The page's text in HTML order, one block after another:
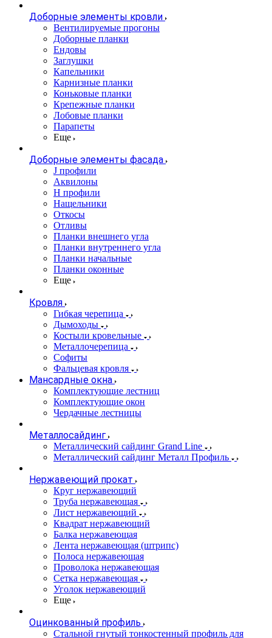
Доборные элементы кровли
Вентилируемые прогоны
Доборные планки
Ендовы
Заглушки
Капельники
Карнизные планки
Коньковые планки
Крепежные планки
Лобовые планки
Парапеты
Еще
Доборные элементы фасада
J профили
Аквилоны
Н профили
Нащельники
Откосы
Отливы
Планки внешнего угла
Планки внутреннего угла
Планки начальные
Планки оконные
Еще
Кровля
Гибкая черепица
Дымоходы
Костыли кровельные
Металлочерепица
Софиты
Фальцевая кровля
Мансардные окна
Комплектующие лестниц
Комплектующие окон
Чердачные лестницы
Металлосайдинг
Металлический сайдинг Grand Line
Металлический сайдинг Металл Профиль
Нержавеющий прокат
Круг нержавеющий
Труба нержавеющая
Лист нержавеющий
Квадрат нержавеющий
Балка нержавеющая
Лента нержавеющая (штрипс)
Полоса нержавеющая
Проволока нержавеющая
Сетка нержавеющая
Уголок нержавеющий
Еще
Оцинкованный профиль
Стальной гнутый тонкостенный профиль для